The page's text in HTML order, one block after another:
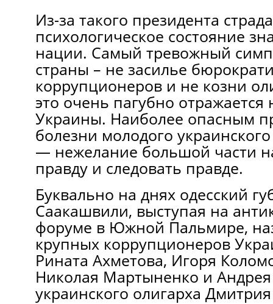
Из-за такого президента
психологическое состояние
нации. Самый тревожный
страны – не засилье
коррупционеров и не козни
это очень пагубно отражается
Украины. Наиболее опасным
болезни молодого украинского
— нежелание большой части
правду и следовать правде.
Буквально на днях одесский
Саакашвили, выступая на
форуме в Южной Пальмире,
крупных коррупционеров
Рината Ахметова, Игоря
Николая Мартыненко и
украинского олигарха